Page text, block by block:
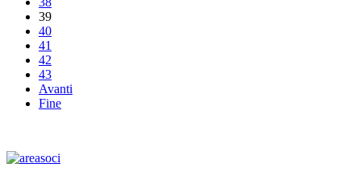
39
40
41
42
43
Avanti
Fine